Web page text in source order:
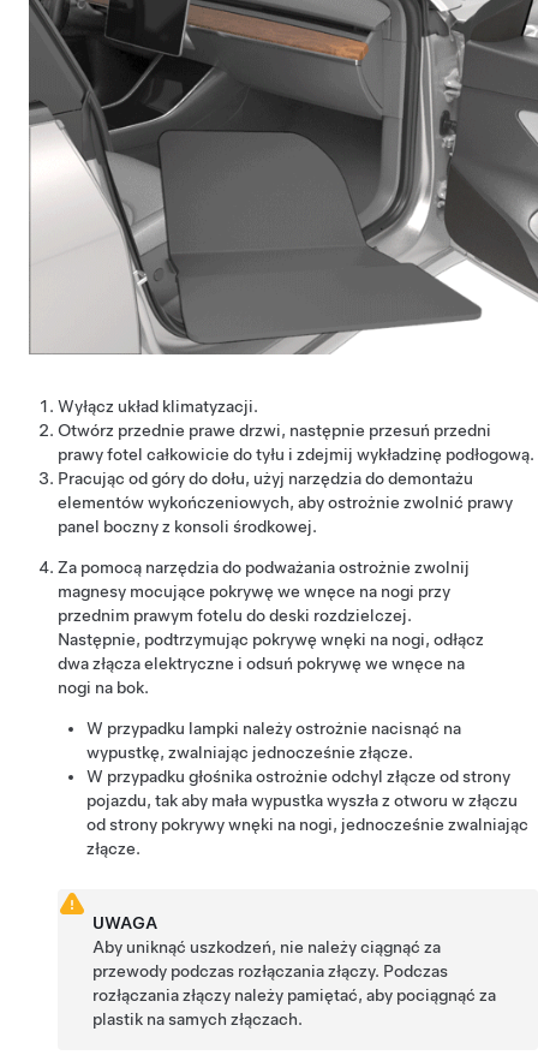
Wyłącz układ klimatyzacji.
Otwórz przednie prawe drzwi, następnie przesuń przedni
prawy fotel całkowicie do tyłu i zdejmij wykładzinę podłogową.
Pracując od góry do dołu, użyj narzędzia do demontażu
elementów wykończeniowych, aby ostrożnie zwolnić prawy
panel boczny z konsoli środkowej.
Za pomocą narzędzia do podważania ostrożnie zwolnij
magnesy mocujące pokrywę we wnęce na nogi przy
przednim prawym fotelu do deski rozdzielczej.
Następnie, podtrzymując pokrywę wnęki na nogi, odłącz
dwa złącza elektryczne i odsuń pokrywę we wnęce na
nogi na bok.
W przypadku lampki należy ostrożnie nacisnąć na
wypustkę, zwalniając jednocześnie złącze.
W przypadku głośnika ostrożnie odchyl złącze od strony
pojazdu, tak aby mała wypustka wyszła z otworu w złączu
od strony pokrywy wnęki na nogi, jednocześnie zwalniając
złącze.
UWAGA
Aby uniknąć uszkodzeń, nie należy ciągnąć za
przewody podczas rozłączania złączy. Podczas
rozłączania złączy należy pamiętać, aby pociągnąć za
plastik na samych złączach.